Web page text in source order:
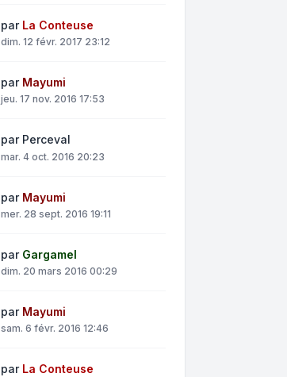
par La Conteuse
dim. 12 févr. 2017 23:12
par Mayumi
jeu. 17 nov. 2016 17:53
par Perceval
mar. 4 oct. 2016 20:23
par Mayumi
mer. 28 sept. 2016 19:11
par Gargamel
dim. 20 mars 2016 00:29
par Mayumi
sam. 6 févr. 2016 12:46
par La Conteuse